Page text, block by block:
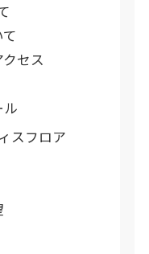
セス
ル
スフロア